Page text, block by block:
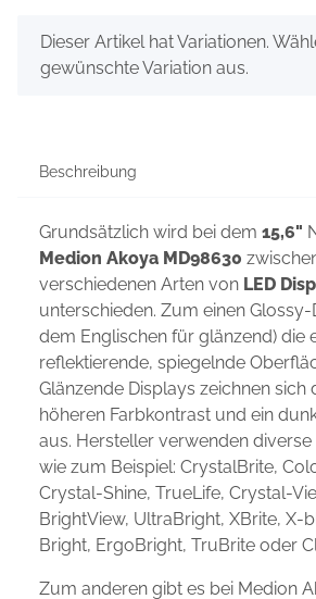
x
Dieser Artikel hat Variationen.
gewünschte Variation aus.
Beschreibung
Grundsätzlich wird bei dem 15,6"
Medion Akoya MD98630
verschiedenen Arten von LED
unterschieden. Zum einen Glossy-
dem Englischen für glänzend) die
reflektierende, spiegelnde
Glänzende Displays zeichnen sich
höheren Farbkontrast und ein
aus. Hersteller verwenden
wie zum Beispiel: CrystalBrite,
Crystal-Shine, TrueLife, Crystal-
BrightView, UltraBright, XBrite, X-
Bright, ErgoBright, TruBrite oder
Zum anderen gibt es bei Medion